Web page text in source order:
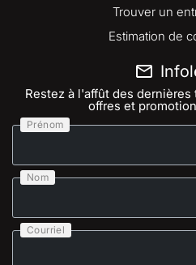
Trouver un
Estimation de
Restez à l'affût des
offres et
Prénom
Nom
Courriel